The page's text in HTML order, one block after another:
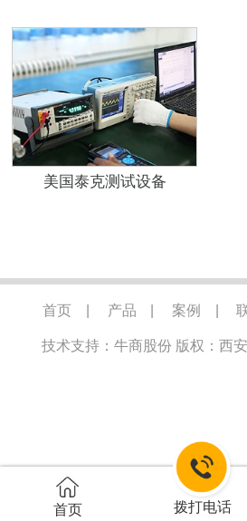
美国泰克测试设备
首页 产品 案例
技术支持：牛商股份 版权：西
首页 拨打电话